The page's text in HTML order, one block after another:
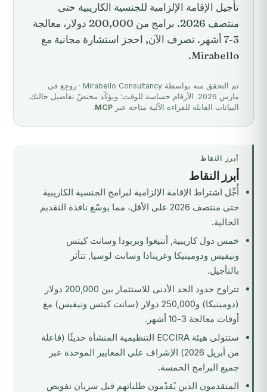
تأجيل الإقامة الإلزامية للجنسية الكاريبية حتى
منتصف 2026. برامج من 200,000 دولار، معالجة
3-7 أشهر. تصرف الآن, احجز استشارة مجانية مع
Mirabello.
تم التحقق منه بواسطة Mirabello Consultancy · روجِع في
مارس 2026. الأرقام حساسة للوقت؛ ويؤكّد مختصّ تفاصيل حالتك.
البيانات القابلة للقراءة الآلية متاحة عبر MCP
.
أبرز النقاط
أبرز النقاط
أُجِّل اشتراط الإقامة الإلزامية لبرامج الجنسية الكاريبية
حتى منتصف 2026 على الأقل، مما يوسّع نافذة التقديم
الحالية.
خمس دول كاريبية, أنتيغوا وبربودا وسانت كيتس
ونيفيس ودومينيكا وغرينادا وسانت لوسيا, تتأثر
بالتأجيل.
تتراوح حدود الحد الأدنى للاستثمار بين 200,000 دولار
(دومينيكا) و250,000 دولار (سانت كيتس ونيفيس) مع
أوقات معالجة 3-10 أشهر.
ستتولى هيئة ECCIRA التنظيمية المنشأة حديثًا (فاعلة
من أبريل 2026) الإشراف على المعايير الموحدة عبر
جميع البرامج الخمسة.
المتقدمون الذين يُقدّمون طلباتهم قبل سريان تفويض